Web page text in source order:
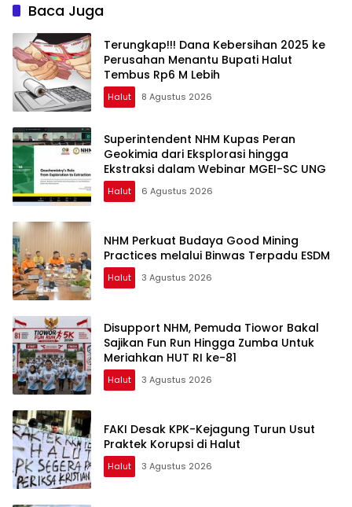
Baca Juga
Terungkap!!! Dana Kebersihan 2025 ke
Perusahan Menantu Bupati Halut
Tembus Rp6 M Lebih
Halut 8 Agustus 2026
Superintendent NHM Kupas Peran
Geokimia dari Eksplorasi hingga
Ekstraksi dalam Webinar MGEI-SC UNG
Halut 6 Agustus 2026
NHM Perkuat Budaya Good Mining
Practices melalui Binwas Terpadu ESDM
Halut 3 Agustus 2026
Disupport NHM, Pemuda Tiowor Bakal
Sajikan Fun Run Hingga Zumba Untuk
Meriahkan HUT RI ke-81
Halut 3 Agustus 2026
FAKI Desak KPK-Kejagung Turun Usut
Praktek Korupsi di Halut
Halut 3 Agustus 2026